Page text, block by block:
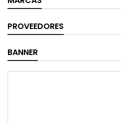
PROVEEDORES
BANNER